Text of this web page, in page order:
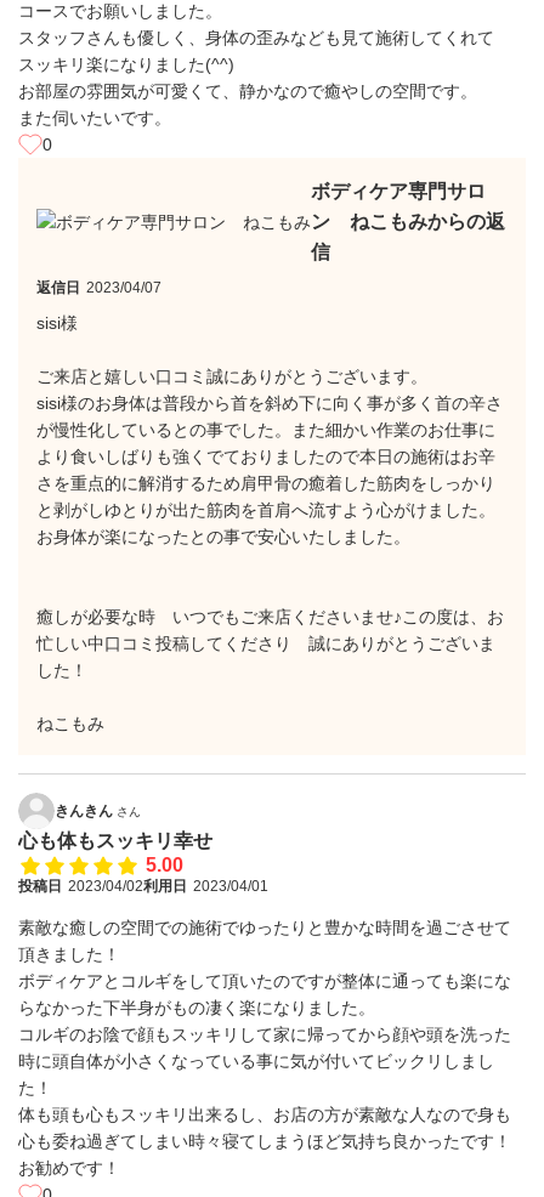
コースでお願いしました。
スタッフさんも優しく、身体の歪みなども見て施術してくれて
スッキリ楽になりました(^^)
お部屋の雰囲気が可愛くて、静かなので癒やしの空間です。
また伺いたいです。
0
ボディケア専門サロ
ン ねこもみからの返
信
返信日 2023/04/07
sisi様
ご来店と嬉しい口コミ誠にありがとうございます。
sisi様のお身体は普段から首を斜め下に向く事が多く首の辛さ
が慢性化しているとの事でした。また細かい作業のお仕事に
より食いしばりも強くでておりましたので本日の施術はお辛
さを重点的に解消するため肩甲骨の癒着した筋肉をしっかり
と剥がしゆとりが出た筋肉を首肩へ流すよう心がけました。
お身体が楽になったとの事で安心いたしました。
癒しが必要な時 いつでもご来店くださいませ♪この度は、お
忙しい中口コミ投稿してくださり 誠にありがとうございま
した！
ねこもみ
きんきん さん
心も体もスッキリ幸せ
5.00
投稿日 2023/04/02利用日 2023/04/01
素敵な癒しの空間での施術でゆったりと豊かな時間を過ごさせて
頂きました！
ボディケアとコルギをして頂いたのですが整体に通っても楽にな
らなかった下半身がもの凄く楽になりました。
コルギのお陰で顔もスッキリして家に帰ってから顔や頭を洗った
時に頭自体が小さくなっている事に気が付いてビックリしまし
た！
体も頭も心もスッキリ出来るし、お店の方が素敵な人なので身も
心も委ね過ぎてしまい時々寝てしまうほど気持ち良かったです！
お勧めです！